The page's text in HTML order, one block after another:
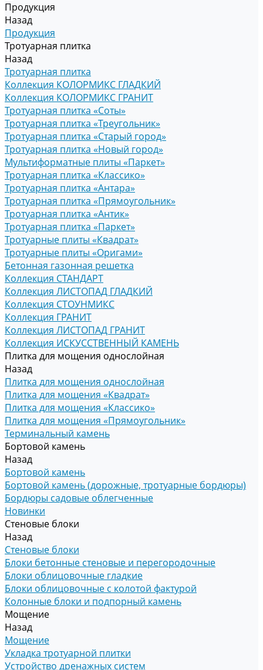
Продукция
Назад
Продукция
Тротуарная плитка
Назад
Тротуарная плитка
Коллекция КОЛОРМИКС ГЛАДКИЙ
Коллекция КОЛОРМИКС ГРАНИТ
Тротуарная плитка «Соты»
Тротуарная плитка «Треугольник»
Тротуарная плитка «Старый город»
Тротуарная плитка «Новый город»
Мультиформатные плиты «Паркет»
Тротуарная плитка «Классико»
Тротуарная плитка «Антара»
Тротуарная плитка «Прямоугольник»
Тротуарная плитка «Антик»
Тротуарная плитка «Паркет»
Тротуарные плиты «Квадрат»
Тротуарные плиты «Оригами»
Бетонная газонная решетка
Коллекция СТАНДАРТ
Коллекция ЛИСТОПАД ГЛАДКИЙ
Коллекция СТОУНМИКС
Коллекция ГРАНИТ
Коллекция ЛИСТОПАД ГРАНИТ
Коллекция ИСКУССТВЕННЫЙ КАМЕНЬ
Плитка для мощения однослойная
Назад
Плитка для мощения однослойная
Плитка для мощения «Квадрат»
Плитка для мощения «Классико»
Плитка для мощения «Прямоугольник»
Терминальный камень
Бортовой камень
Назад
Бортовой камень
Бортовой камень (дорожные, тротуарные бордюры)
Бордюры садовые облегченные
Новинки
Стеновые блоки
Назад
Стеновые блоки
Блоки бетонные стеновые и перегородочные
Блоки облицовочные гладкие
Блоки облицовочные с колотой фактурой
Колонные блоки и подпорный камень
Мощение
Назад
Мощение
Укладка тротуарной плитки
Устройство дренажных систем